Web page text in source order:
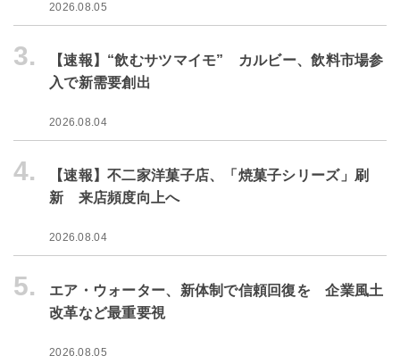
2026.08.05
3.
【速報】“飲むサツマイモ” カルビー、飲料市場参
入で新需要創出
2026.08.04
4.
【速報】不二家洋菓子店、「焼菓子シリーズ」刷
新 来店頻度向上へ
2026.08.04
5.
エア・ウォーター、新体制で信頼回復を 企業風土
改革など最重要視
2026.08.05